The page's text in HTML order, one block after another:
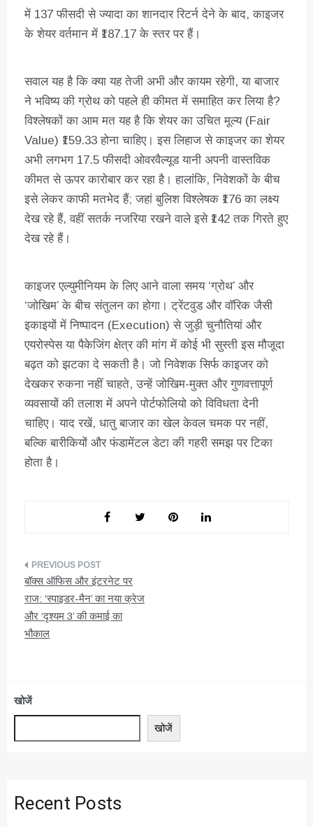
में 137 फीसदी से ज्यादा का शानदार रिटर्न देने के बाद, काइजर
के शेयर वर्तमान में ₹187.17 के स्तर पर हैं।
सवाल यह है कि क्या यह तेजी अभी और कायम रहेगी, या बाजार
ने भविष्य की ग्रोथ को पहले ही कीमत में समाहित कर लिया है?
विश्लेषकों का आम मत यह है कि शेयर का उचित मूल्य (Fair
Value) ₹159.33 होना चाहिए। इस लिहाज से काइजर का शेयर
अभी लगभग 17.5 फीसदी ओवरवैल्यूड यानी अपनी वास्तविक
कीमत से ऊपर कारोबार कर रहा है। हालांकि, निवेशकों के बीच
इसे लेकर काफी मतभेद हैं; जहां बुलिश विश्लेषक ₹176 का लक्ष्य
देख रहे हैं, वहीं सतर्क नजरिया रखने वाले इसे ₹142 तक गिरते हुए
देख रहे हैं।
काइजर एल्युमीनियम के लिए आने वाला समय ‘ग्रोथ’ और
‘जोखिम’ के बीच संतुलन का होगा। ट्रेंटवुड और वॉरिक जैसी
इकाइयों में निष्पादन (Execution) से जुड़ी चुनौतियां और
एयरोस्पेस या पैकेजिंग क्षेत्र की मांग में कोई भी सुस्ती इस मौजूदा
बढ़त को झटका दे सकती है। जो निवेशक सिर्फ काइजर को
देखकर रुकना नहीं चाहते, उन्हें जोखिम-मुक्त और गुणवत्तापूर्ण
व्यवसायों की तलाश में अपने पोर्टफोलियो को विविधता देनी
चाहिए। याद रखें, धातु बाजार का खेल केवल चमक पर नहीं,
बल्कि बारीकियों और फंडामेंटल डेटा की गहरी समझ पर टिका
होता है।
पोस्ट
नेविगेशन
बॉक्स ऑफिस और इंटरनेट पर
राज: ‘स्पाइडर-मैन’ का नया क्रेज
और ‘दृश्यम 3’ की कमाई का
भौकाल
खोजें
खोजें
Recent Posts